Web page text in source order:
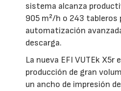
sistema alcanza
905 m²/h o 243 tableros
automatización
descarga.
La nueva EFI VUTEk X5r
producción de gran
un ancho de impresión